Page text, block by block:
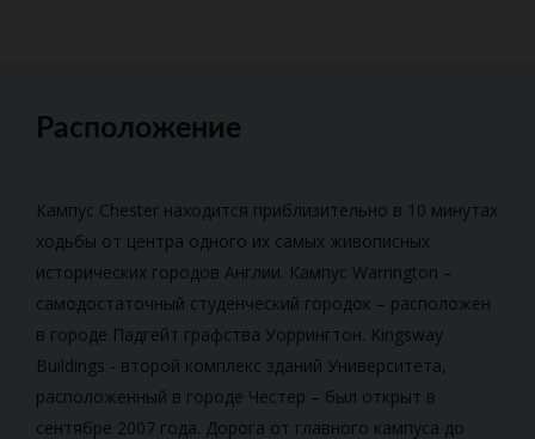
Расположение
Кампус Chester находится приблизительно в 10 минутах
ходьбы от центра одного их самых живописных
исторических городов Англии. Кампус Warrington –
самодостаточный студенческий городок – расположен
в городе Падгейт графства Уоррингтон. Kingsway
Buildings - второй комплекс зданий Университета,
расположенный в городе Честер – был открыт в
сентябре 2007 года. Дорога от главного кампуса до